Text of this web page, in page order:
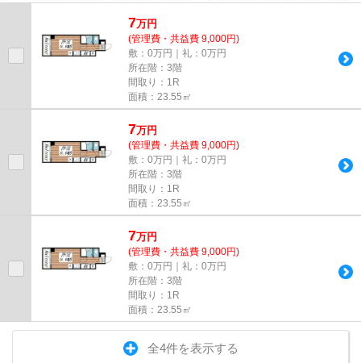
7万円
(管理費・共益費 9,000円)
敷：0万円｜礼：0万円
所在階：3階
間取り：1R
面積：23.55㎡
7万円
(管理費・共益費 9,000円)
敷：0万円｜礼：0万円
所在階：3階
間取り：1R
面積：23.55㎡
7万円
(管理費・共益費 9,000円)
敷：0万円｜礼：0万円
所在階：3階
間取り：1R
面積：23.55㎡
全4件を表示する